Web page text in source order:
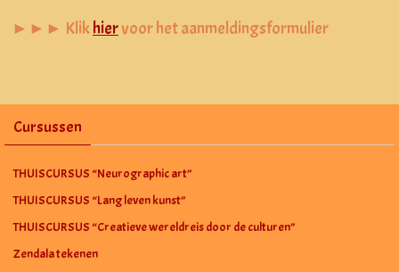
►►► Klikhiervoor het aanmeldingsformulier
Cursussen
THUISCURSUS “Neurographic art”
THUISCURSUS “Lang leven kunst”
THUISCURSUS “Creatieve wereldreis door de culturen”
Zendala tekenen